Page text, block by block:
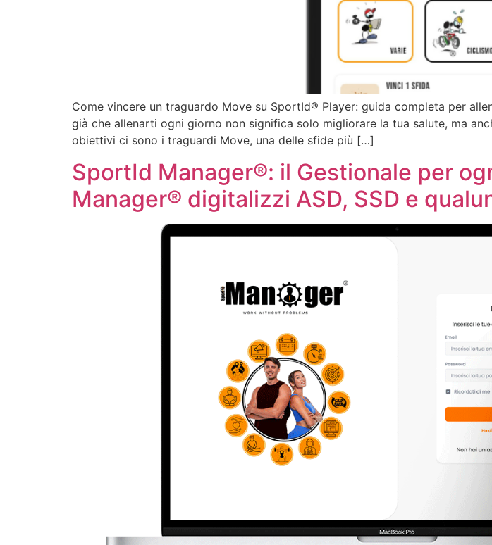
Come vincere un traguardo Move su SportId® Player: guida completa per
già che allenarti ogni giorno non significa solo migliorare la tua salute, ma
obiettivi ci sono i traguardi Move, una delle sfide più […]
SportId Manager®: il Gestionale per
Manager® digitalizzi ASD, SSD e